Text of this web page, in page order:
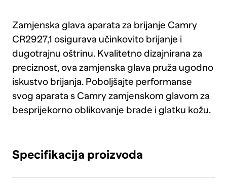
Zamjenska glava aparata za brijanje Camry
CR2927,1 osigurava učinkovito brijanje i
dugotrajnu oštrinu. Kvalitetno dizajnirana za
preciznost, ova zamjenska glava pruža ugodno
iskustvo brijanja. Poboljšajte performanse
svog aparata s Camry zamjenskom glavom za
besprijekorno oblikovanje brade i glatku kožu.
Specifikacija proizvoda